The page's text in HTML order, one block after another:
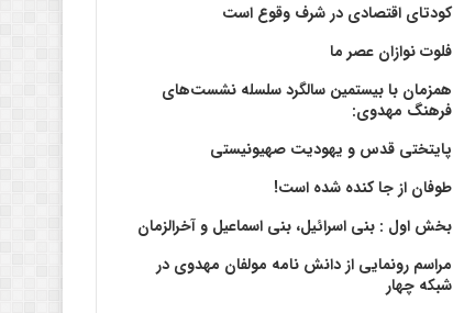
کودتای اقتصادی در شرف وقوع است
فلوت نوازان عصر ما
همزمان با بیستمین سالگرد سلسله نشست‌های
فرهنگ مهدوی:‌
پایتختی قدس و یهودیت صهیونیستی
طوفان از جا کنده شده است!
بخش اول : بنی اسرائیل، بنی اسماعیل و آخرالزمان
مراسم رونمایی از دانش نامه مولفان مهدوی در
شبکه چهار